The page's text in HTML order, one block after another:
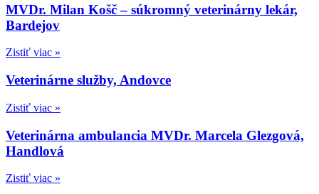
MVDr. Milan Košč – súkromný veterinárny lekár,
Bardejov
Zistiť viac »
Veterinárne služby, Andovce
Zistiť viac »
Veterinárna ambulancia MVDr. Marcela Glezgová,
Handlová
Zistiť viac »